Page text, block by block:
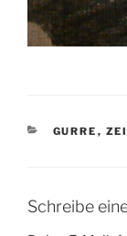
GURRE ,
Schreibe